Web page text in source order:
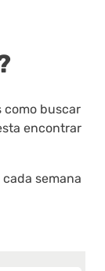
como buscar
encontrar
semana